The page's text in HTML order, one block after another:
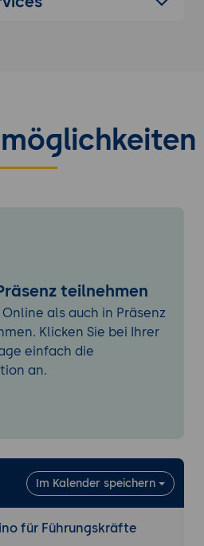
mit Cloud-
Intelligenz
Massenproduktion
Produktqualität und
teilnehmen
als auch in Präsenz
Klicken Sie bei Ihrer
einfach die
an.
Im Kalender speichern
für Führungskräfte